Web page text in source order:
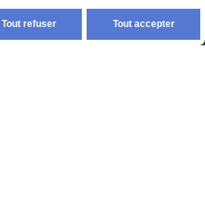
France et union europeen
Tout refuser Tout accepter